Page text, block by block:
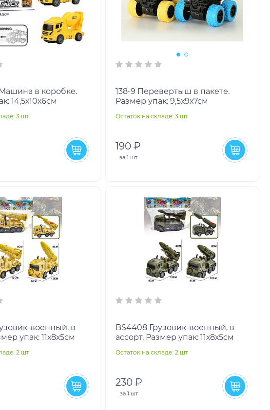
14,5х10х6см
3 шт
138-9 Перевертыш в пакете.
Размер упак: 9,5х9х7см
Остаток на складе: 3 шт
190 ₽
за 1 шт
упак: 11х8х5см
2 шт
BS4408 Грузовик-военный, в
ассорт. Размер упак: 11х8х5см
Остаток на складе: 2 шт
230 ₽
за1 шт